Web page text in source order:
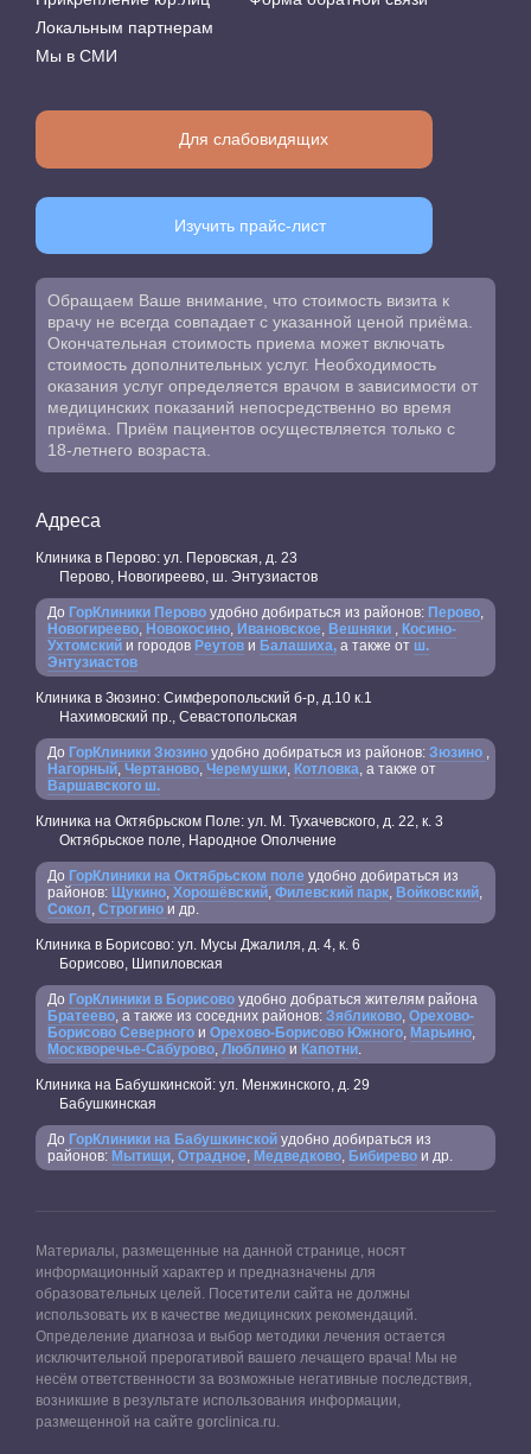
Локальным партнерам
Мы в СМИ
Для слабовидящих
Изучить прайс-лист
Обращаем Ваше внимание, что стоимость визита к
врачу не всегда совпадает с указанной ценой приёма.
Окончательная стоимость приема может включать
стоимость дополнительных услуг. Необходимость
оказания услуг определяется врачом в зависимости от
медицинских показаний непосредственно во время
приёма. Приём пациентов осуществляется только с
18-летнего возраста.
Адреса
Клиника в Перово: ул. Перовская, д. 23
Перово, Новогиреево, ш. Энтузиастов
До ГорКлиники Перово удобно добираться из районов: Перово,
Новогиреево, Новокосино, Ивановское, Вешняки , Косино-
Ухтомский и городов Реутов и Балашиха, а также от ш.
Энтузиастов
Клиника в Зюзино: Симферопольский б-р, д.10 к.1
Нахимовский пр., Севастопольская
До ГорКлиники Зюзино удобно добираться из районов: Зюзино ,
Нагорный, Чертаново, Черемушки, Котловка, а также от
Варшавского ш.
Клиника на Октябрьском Поле: ул. М. Тухачевского, д. 22, к. 3
Октябрьское поле, Народное Ополчение
До ГорКлиники на Октябрьском поле удобно добираться из
районов: Щукино, Хорошёвский, Филевский парк, Войковский,
Сокол, Строгино и др.
Клиника в Борисово: ул. Мусы Джалиля, д. 4, к. 6
Борисово, Шипиловская
До ГорКлиники в Борисово удобно добраться жителям района
Братеево, а также из соседних районов: Зябликово, Орехово-
Борисово Северного и Орехово-Борисово Южного, Марьино,
Москворечье-Сабурово, Люблино и Капотни.
Клиника на Бабушкинской: ул. Менжинского, д. 29
Бабушкинская
До ГорКлиники на Бабушкинской удобно добираться из
районов: Мытищи, Отрадное, Медведково, Бибирево и др.
Материалы, размещенные на данной странице, носят
информационный характер и предназначены для
образовательных целей. Посетители сайта не должны
использовать их в качестве медицинских рекомендаций.
Определение диагноза и выбор методики лечения остается
исключительной прерогативой вашего лечащего врача! Мы не
несём ответственности за возможные негативные последствия,
возникшие в результате использования информации,
размещенной на сайте gorclinica.ru.